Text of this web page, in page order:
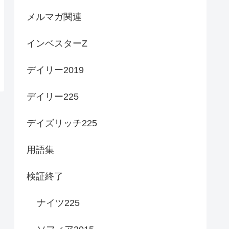
メルマガ関連
インベスターZ
デイリー2019
デイリー225
デイズリッチ225
用語集
検証終了
ナイツ225